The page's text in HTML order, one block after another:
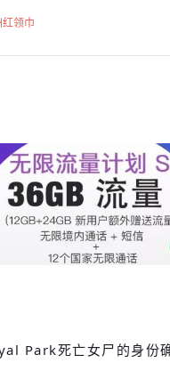
领巾
Park死亡女尸的身份